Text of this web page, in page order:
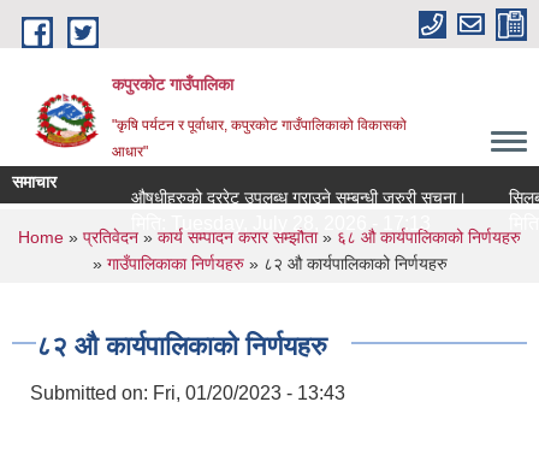
Skip to main content
कपुरकोट गाउँपालिका
"कृषि पर्यटन र पूर्वाधार, कपुरकोट गाउँपालिकाको विकासको
आधार"
समाचार
औषधीहरुको दररेट उपलब्ध गराउने सम्बन्धी जरुरी सूचना।
मिति: Tuesday, July 28, 2026 - 17:13 मिति:
You are here
Home » प्रतिवेदन » कार्य सम्पादन करार सम्झौता» ६८ औ कार्यपालिकाको निर्णयहरु
» गाउँपालिकाका निर्णयहरु» ८२ औ कार्यपालिकाको निर्णयहरु
८२ औ कार्यपालिकाको निर्णयहरु
Submitted on: Fri, 01/20/2023 - 13:43